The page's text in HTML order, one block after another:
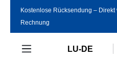
Zum Hauptinhalt springen
Kostenlose Rücksendung ‒
Rechnung
LU-DE